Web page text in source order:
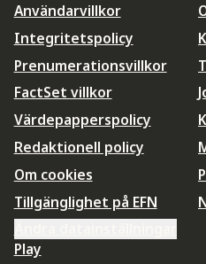
Användarvillkor
Integritetspolicy
Prenumerationsvillkor
FactSet villkor
Värdepapperspolicy
Redaktionell policy
Om cookies
Tillgänglighet på EFN
Play